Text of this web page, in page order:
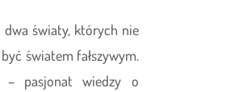
światy, których nie
światem fałszywym.
– pasjonat wiedzy o